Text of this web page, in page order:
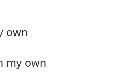
own
my own